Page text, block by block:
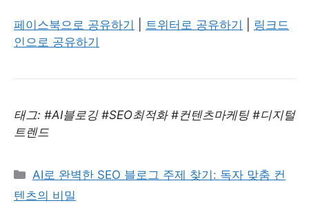
페이스북으로 공유하기 트위터로 공유하기
링크드
인으로 공유하기
태그: #AI블로깅 #SEO최적화 #컨텐츠마케팅 #디지털
트렌드
Categories
AI로 완벽한 SEO 블로그 주제 찾기: 독자 맞춤 컨
텐츠의 비밀